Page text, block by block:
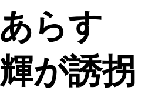
らす
が誘拐